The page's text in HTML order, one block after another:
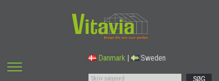
Danmark Sweden